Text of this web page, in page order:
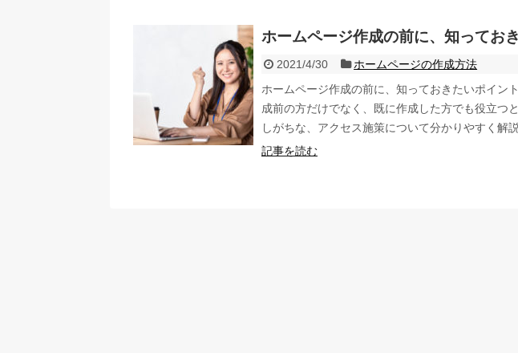
ホームページ作成の前に、知ってお
2021/4/30
ホームページの作成方法
ホームページ作成の前に、知っておきたいポイン
成前の方だけでなく、既に作成した方でも役立つ
しがちな、アクセス施策について分かりやすく解
記事を読む